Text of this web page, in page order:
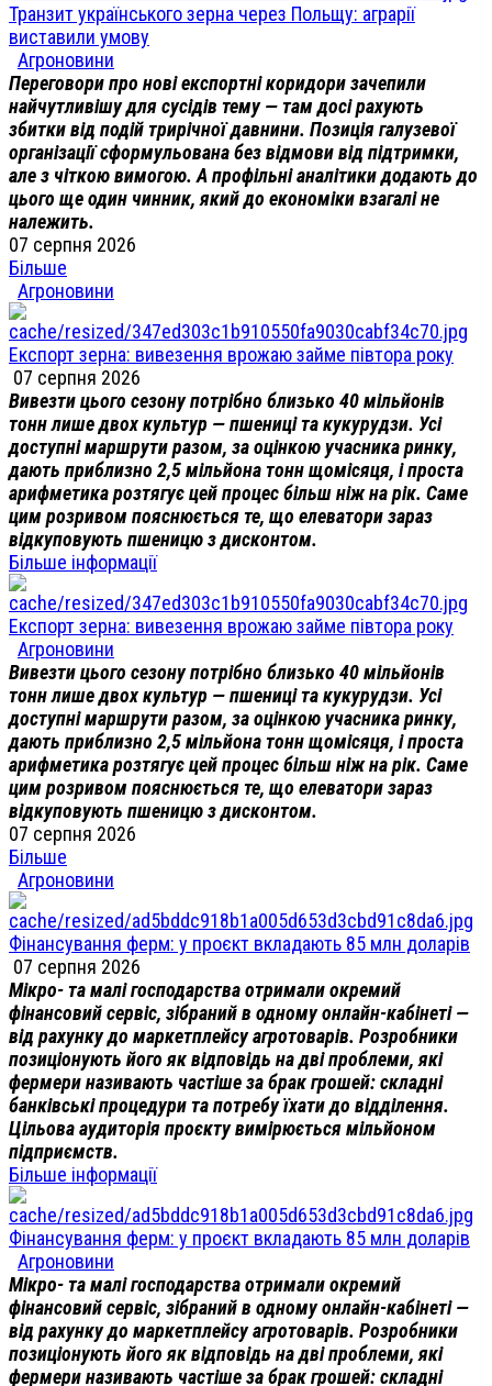
Транзит українського зерна через Польщу: аграрії
виставили умову
Агроновини
Переговори про нові експортні коридори зачепили
найчутливішу для сусідів тему — там досі рахують
збитки від подій трирічної давнини. Позиція галузевої
організації сформульована без відмови від підтримки,
але з чіткою вимогою. А профільні аналітики додають до
цього ще один чинник, який до економіки взагалі не
належить.
07 серпня 2026
Більше
Агроновини
Експорт зерна: вивезення врожаю займе півтора року
07 серпня 2026
Вивезти цього сезону потрібно близько 40 мільйонів
тонн лише двох культур — пшениці та кукурудзи. Усі
доступні маршрути разом, за оцінкою учасника ринку,
дають приблизно 2,5 мільйона тонн щомісяця, і проста
арифметика розтягує цей процес більш ніж на рік. Саме
цим розривом пояснюється те, що елеватори зараз
відкуповують пшеницю з дисконтом.
Більше інформації
Експорт зерна: вивезення врожаю займе півтора року
Агроновини
Вивезти цього сезону потрібно близько 40 мільйонів
тонн лише двох культур — пшениці та кукурудзи. Усі
доступні маршрути разом, за оцінкою учасника ринку,
дають приблизно 2,5 мільйона тонн щомісяця, і проста
арифметика розтягує цей процес більш ніж на рік. Саме
цим розривом пояснюється те, що елеватори зараз
відкуповують пшеницю з дисконтом.
07 серпня 2026
Більше
Агроновини
Фінансування ферм: у проєкт вкладають 85 млн доларів
07 серпня 2026
Мікро- та малі господарства отримали окремий
фінансовий сервіс, зібраний в одному онлайн-кабінеті —
від рахунку до маркетплейсу агротоварів. Розробники
позиціонують його як відповідь на дві проблеми, які
фермери називають частіше за брак грошей: складні
банківські процедури та потребу їхати до відділення.
Цільова аудиторія проєкту вимірюється мільйоном
підприємств.
Більше інформації
Фінансування ферм: у проєкт вкладають 85 млн доларів
Агроновини
Мікро- та малі господарства отримали окремий
фінансовий сервіс, зібраний в одному онлайн-кабінеті —
від рахунку до маркетплейсу агротоварів. Розробники
позиціонують його як відповідь на дві проблеми, які
фермери називають частіше за брак грошей: складні